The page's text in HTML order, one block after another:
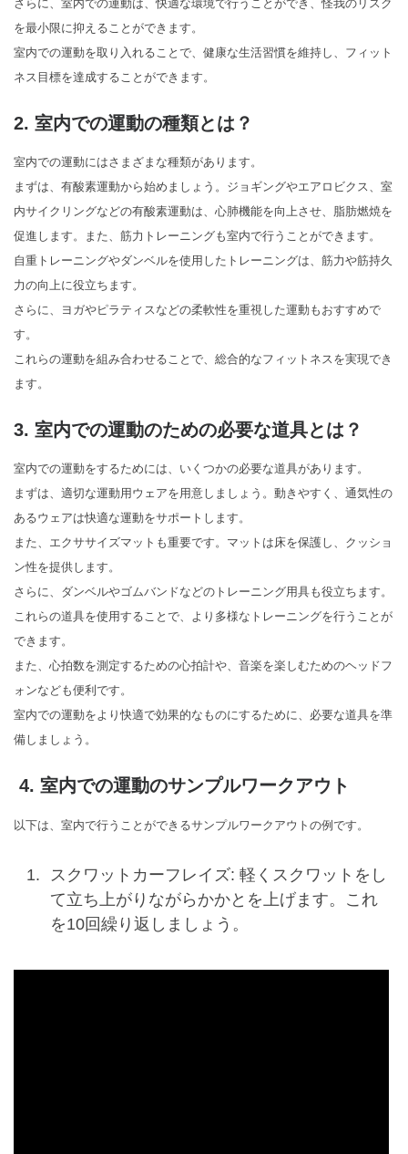
さらに、室内での運動は、快適な環境で行うことができ、怪我のリスク
を最小限に抑えることができます。
室内での運動を取り入れることで、健康な生活習慣を維持し、フィット
ネス目標を達成することができます。
2. 室内での運動の種類とは？
室内での運動にはさまざまな種類があります。
まずは、有酸素運動から始めましょう。ジョギングやエアロビクス、室
内サイクリングなどの有酸素運動は、心肺機能を向上させ、脂肪燃焼を
促進します。また、筋力トレーニングも室内で行うことができます。
自重トレーニングやダンベルを使用したトレーニングは、筋力や筋持久
力の向上に役立ちます。
さらに、ヨガやピラティスなどの柔軟性を重視した運動もおすすめで
す。
これらの運動を組み合わせることで、総合的なフィットネスを実現でき
ます。
3. 室内での運動のための必要な道具とは？
室内での運動をするためには、いくつかの必要な道具があります。
まずは、適切な運動用ウェアを用意しましょう。動きやすく、通気性の
あるウェアは快適な運動をサポートします。
また、エクササイズマットも重要です。マットは床を保護し、クッショ
ン性を提供します。
さらに、ダンベルやゴムバンドなどのトレーニング用具も役立ちます。
これらの道具を使用することで、より多様なトレーニングを行うことが
できます。
また、心拍数を測定するための心拍計や、音楽を楽しむためのヘッドフ
ォンなども便利です。
室内での運動をより快適で効果的なものにするために、必要な道具を準
備しましょう。
4. 室内での運動のサンプルワークアウト
以下は、室内で行うことができるサンプルワークアウトの例です。
スクワットカーフレイズ: 軽くスクワットをし
て立ち上がりながらかかとを上げます。これ
を10回繰り返しましょう。